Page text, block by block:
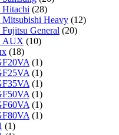
Hitachi (28)
Heavy (12)
General (20)
AUX (10)
(18)
(1)
(1)
(1)
(1)
(1)
(1)
(1)